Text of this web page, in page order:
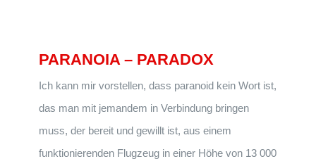
PARANOIA – PARADOX
Ich kann mir vorstellen, dass paranoid kein Wort ist,
das man mit jemandem in Verbindung bringen
muss, der bereit und gewillt ist, aus einem
funktionierenden Flugzeug in einer Höhe von 13 000